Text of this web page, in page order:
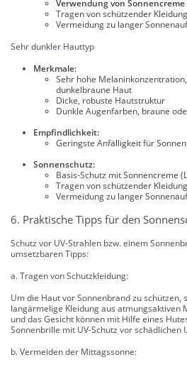
Verwendung von Sonnencreme
Tragen von schützender Kleidung
Vermeidung zu langer
Sehr dunkler Hauttyp
Merkmale:
Sehr hohe
dunkelbraune Haut
Dicke, robuste Hautstruktur
Dunkle Augenfarben, braune
Empfindlichkeit:
Geringste Anfälligkeit für
Sonnenschutz:
Basis-Schutz mit Sonnencreme
Tragen von schützender Kleidung
Vermeidung zu langer
6. Praktische Tipps für den
Schutz vor UV-Strahlen bzw. einem
umsetzbaren Tipps:
a. Tragen von Schutzkleidung:
Um die Haut vor Sonnenbrand zu schützen,
langärmelige Kleidung aus atmungsaktiven
und das Gesicht können mit Hilfe eines
Sonnenbrille mit UV-Schutz vor schädlichen
b. Vermeiden der Mittagssonne: